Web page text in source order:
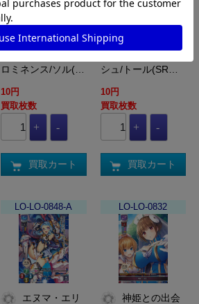
ホワイト・プ
ロミネンス/ソル(…
10円
買取枚数
買取カート
ヘイトスマッ
シュ/トール(SR…
10円
買取枚数
買取カート
LO-LO-0848-A LO-LO-0832